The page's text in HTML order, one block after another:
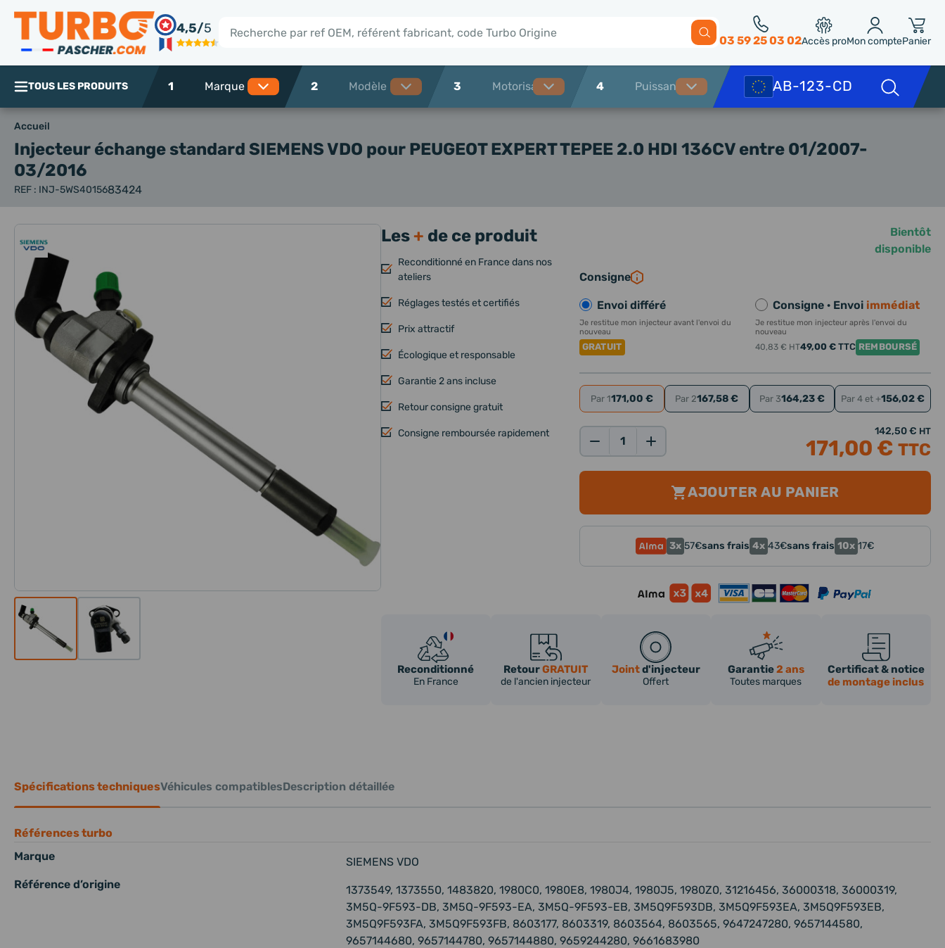
4,5/5
Rechercher 03 59 25 03 02Accès proMon comptePanier
TOUS LES PRODUITS 1 2 3 4
Accueil
Injecteur échange standard SIEMENS VDO pour PEUGEOT EXPERT TEPEE 2.0 HDI 136CV entre 01/2007-
03/2016
REF : INJ-5WS4015683424
Les+ de ce produit
Reconditionné en France dans nos
ateliers
Réglages testés et certifiés
Prix attractif
Écologique et responsable
Garantie 2 ans incluse
Retour consigne gratuit
Consigne remboursée rapidement
Bientôt
disponible
Consigne
Envoi différé
Je restitue mon injecteur avant l'envoi du
nouveau
GRATUIT
Consigne · Envoi immédiat
Je restitue mon injecteur après l'envoi du
nouveau
40,83 € HT49,00 € TTC REMBOURSÉ
Par 1171,00 € Par 2167,58 € Par 3164,23 € Par 4 et +156,02 €
142,50 € HT
171,00 € TTC
AJOUTER AU PANIER
3x 57€sans frais 4x 43€sans frais 10x 17€
Reconditionné
En France
RetourGRATUIT
de l'ancien injecteur
Jointd'injecteur
Offert
Garantie2 ans
Toutes marques
Certificat & notice
de montage inclus
Spécifications techniquesVéhicules compatiblesDescription détaillée
Références turbo
Marque
SIEMENS VDO
Référence d’origine
1373549, 1373550, 1483820, 1980C0, 1980E8, 1980J4, 1980J5, 1980Z0, 31216456, 36000318, 36000319,
3M5Q-9F593-DB, 3M5Q-9F593-EA, 3M5Q-9F593-EB, 3M5Q9F593DB, 3M5Q9F593EA, 3M5Q9F593EB,
3M5Q9F593FA, 3M5Q9F593FB, 8603177, 8603319, 8603564, 8603565, 9647247280, 9657144580,
9657144680, 9657144780, 9657144880, 9659244280, 9661683980
Panneau de gestion des cookies